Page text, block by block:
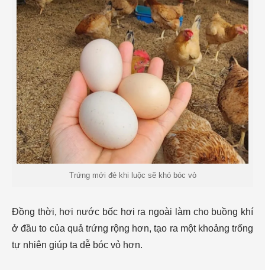
Trứng mới đẻ khi luộc sẽ khó bóc vỏ
Đồng thời, hơi nước bốc hơi ra ngoài làm cho buồng khí
ở đầu to của quả trứng rộng hơn, tạo ra một khoảng trống
tự nhiên giúp ta dễ bóc vỏ hơn.